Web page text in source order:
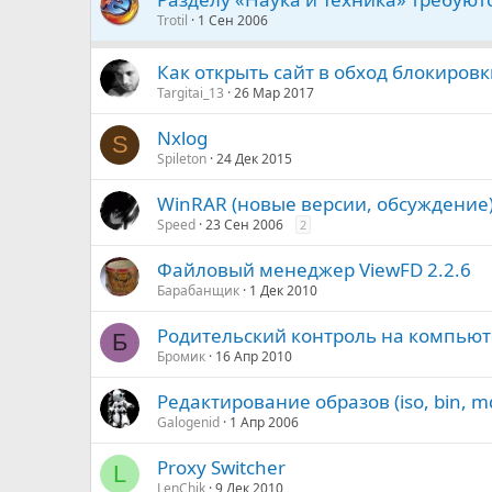
Trotil 1 Сен 2006
Как открыть сайт в обход
Targitai_13 26 Мар 2017
S Nxlog
Spileton 24 Дек 2015
WinRAR (новые версии,
Speed 23 Сен 2006 2
Файловый менеджер ViewFD 2.2.6
Барабанщик 1 Дек 2010
Б Родительский контроль на
Бромик 16 Апр 2010
Редактирование образов (iso, bin,
Galogenid 1 Апр 2006
L Proxy Switcher
LenChik 9 Дек 2010